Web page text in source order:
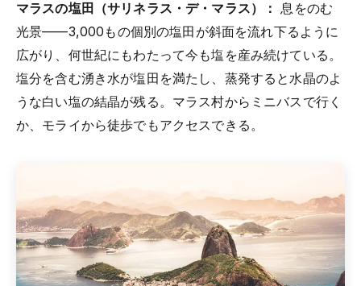
マラスの塩田（サリネラス・デ・マラス）： 息をのむ
光景——3,000もの個別の塩田が斜面を流れ下るように
広がり、何世紀にもわたって今も塩を産み続けている。
塩分を含む湧き水が塩田を満たし、蒸発すると水晶のよ
うな白い塩の結晶が残る。マラス村からミニバスで行く
か、モライから徒歩でもアクセスできる。